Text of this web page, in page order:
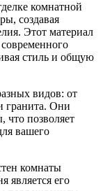
комнатной
создавая
Этот материал
стиль и общую
видов: от
гранита. Они
что позволяет
вашего
комнаты
является его